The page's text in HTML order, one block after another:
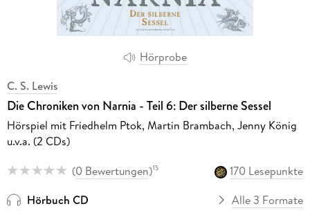
Hörprobe
C. S. Lewis
Die Chroniken von Narnia - Teil 6: Der silberne Sessel
Hörspiel mit Friedhelm Ptok, Martin Brambach, Jenny König
u.v.a. (2 CDs)
(0 Bewertungen)15
170 Lesepunkte
Hörbuch CD
Alle 3 Formate